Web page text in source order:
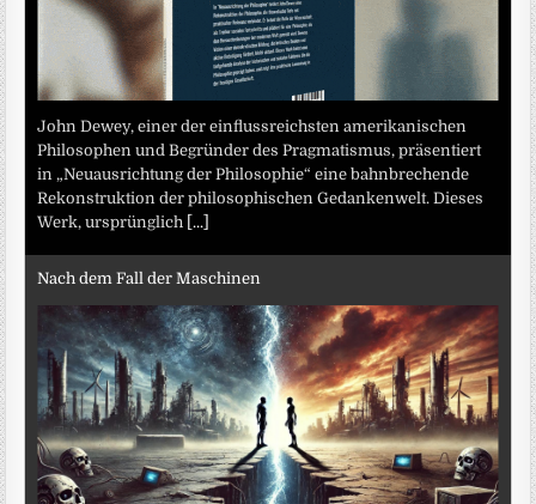
John Dewey, einer der einflussreichsten amerikanischen
Philosophen und Begründer des Pragmatismus, präsentiert
in „Neuausrichtung der Philosophie“ eine bahnbrechende
Rekonstruktion der philosophischen Gedankenwelt. Dieses
Werk, ursprünglich [...]
Nach dem Fall der Maschinen